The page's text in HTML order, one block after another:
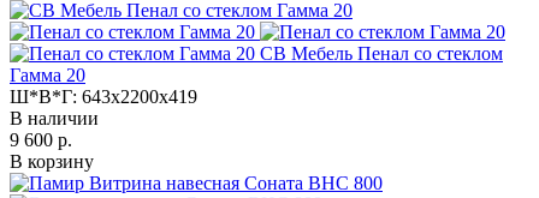
СВ Мебель Пенал со стеклом
Гамма 20
Ш*В*Г: 643x2200x419
В наличии
9 600 р.
В корзину